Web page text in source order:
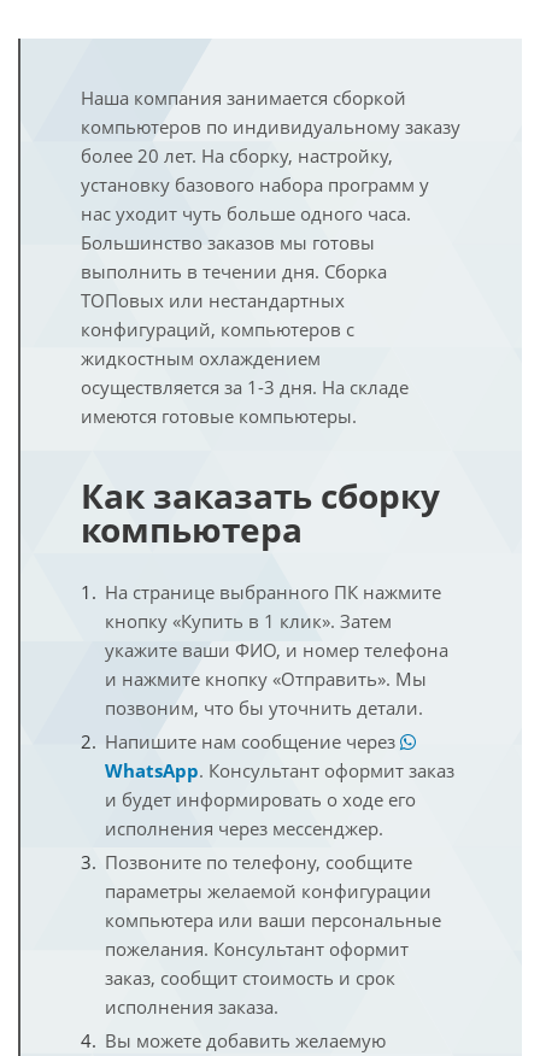
Наша компания занимается сборкой
компьютеров по индивидуальному заказу
более 20 лет. На сборку, настройку,
установку базового набора программ у
нас уходит чуть больше одного часа.
Большинство заказов мы готовы
выполнить в течении дня. Сборка
ТОПовых или нестандартных
конфигураций, компьютеров с
жидкостным охлаждением
осуществляется за 1-3 дня. На складе
имеются готовые компьютеры.
Как заказать сборку
компьютера
На странице выбранного ПК нажмите
кнопку «Купить в 1 клик». Затем
укажите ваши ФИО, и номер телефона
и нажмите кнопку «Отправить». Мы
позвоним, что бы уточнить детали.
Напишите нам сообщение через
WhatsApp. Консультант оформит заказ
и будет информировать о ходе его
исполнения через мессенджер.
Позвоните по телефону, сообщите
параметры желаемой конфигурации
компьютера или ваши персональные
пожелания. Консультант оформит
заказ, сообщит стоимость и срок
исполнения заказа.
Вы можете добавить желаемую